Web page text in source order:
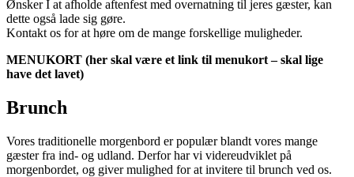
Ønsker I at afholde aftenfest med overnatning til jeres gæster, kan
dette også lade sig gøre.
Kontakt os for at høre om de mange forskellige muligheder.
MENUKORT (her skal være et link til menukort – skal lige
have det lavet)
Brunch
Vores traditionelle morgenbord er populær blandt vores mange
gæster fra ind- og udland. Derfor har vi videreudviklet på
morgenbordet, og giver mulighed for at invitere til brunch ved os.